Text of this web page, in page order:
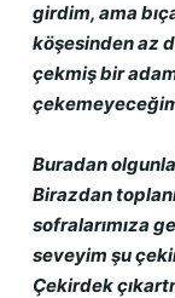
girdim, ama
köşesinden az
çekmiş bir
Buradan
Birazdan
sofralarımıza
seveyim şu
Çekirdek